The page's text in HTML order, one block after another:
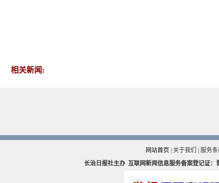
相关新闻:
网站首页 关于我们
服务
长治日报社主办 互联网新闻信息服务备案登记证：